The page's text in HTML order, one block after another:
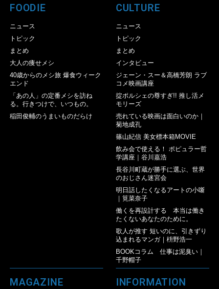
FOODIE
ニュース
トピック
まとめ
大人の痩せメシ
40歳からのメシ旅 爆食ウィーク
エンド
「あの人」の定番メシを訪ね
る。行きつけで、いつもの。
稲田俊輔のうまいものだらけ
CULTURE
ニュース
トピック
まとめ
インタビュー
ジェーン・スー＆高橋芳朗 ラブ
コメ映画講座
掟ポルシェの尊すぎ!! 推し活メ
モリーズ
売れている映画は面白いのか｜
菊地成孔
篠山紀信 美女標本箱MOVIE
飲み会で使える！ ポピュラー哲
学講座｜谷川嘉浩
長谷川町蔵が勝手に選ぶ、世界
のおじさん迷宮会
明日話したくなるアートの小噺
｜筧菜奈子
働くを再設計する 本当は働き
たくないあなたのために。
歌人が推す 短いのに、引きずり
込まれるマンガ｜枡野浩一
BOOKコラム 仕事は泥臭い｜
千野帽子
MAGAZINE INFORMATION